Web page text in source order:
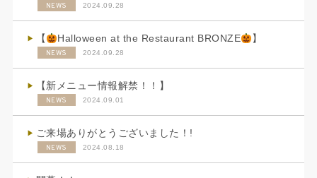
NEWS 2024.09.28
【 Halloween at the Restaurant BRONZE 】
NEWS 2024.09.28
【新メニュー情報解禁！！】
NEWS 2024.09.01
ご来場ありがとうございました！!
NEWS 2024.08.18